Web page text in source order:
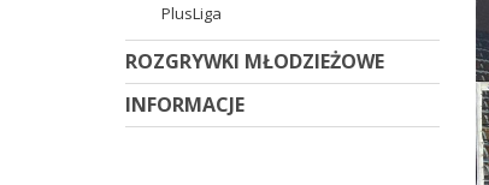
PlusLiga
ROZGRYWKI MŁODZIEŻOWE
INFORMACJE